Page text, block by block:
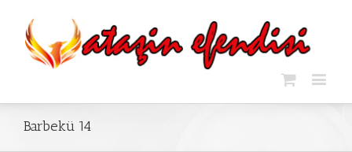
Barbekü 14